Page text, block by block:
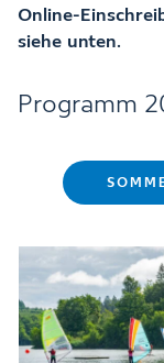
Online-
siehe unten.
Programm